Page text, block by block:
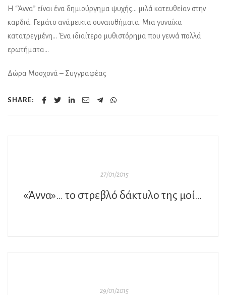
Η “Άννα” είναι ένα δημιούργημα ψυχής… μιλά κατευθείαν στην
καρδιά. Γεμάτο ανάμεικτα συναισθήματα. Μια γυναίκα
κατατρεγμένη… Ένα ιδιαίτερο μυθιστόρημα που γεννά πολλά
ερωτήματα…
Δώρα Μοσχονά – Συγγραφέας
SHARE:
27/01/2015
«Άννα»… το στρεβλό δάκτυλο της μοίρας
29/01/2015